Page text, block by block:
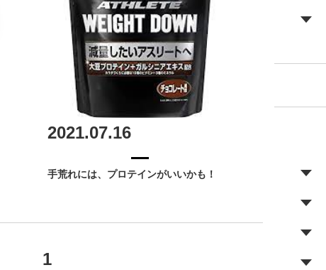
2021.07.16
手荒れには、プロテインがいいかも！
1